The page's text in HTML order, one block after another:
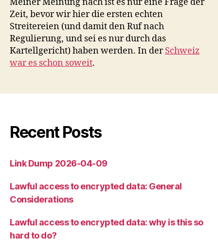
Zeit, bevor wir hier die ersten echten
Streitereien (und damit den Ruf nach
Regulierung, und sei es nur durch das
Kartellgericht) haben werden. In derSchweiz
war es schon soweit.
Recent Posts
Link Dump 2026-04-09
Lawful access to encrypted data: General
Considerations
Lawful access to encrypted data: why is this so
hard to do?